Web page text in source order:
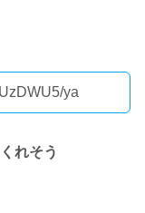
ya
れそう